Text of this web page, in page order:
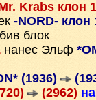
Krabs клон
-NORD- клон
блок
нанес Эльф
(1936)
(2962)